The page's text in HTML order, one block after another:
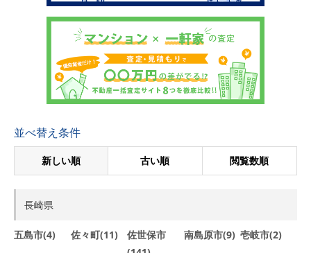
掲載受付窓口はこちら
並べ替え条件
新しい順 古い順 閲覧数順
長崎県
五島市(4) 佐々町(11)
佐世保市
南島原市(9) 壱岐市(2)